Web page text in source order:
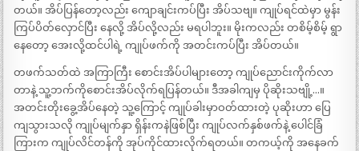
တယ်။ အိပ်ပြန်တော့လည်း ကျောချင်းကပ်ပြီး အိပ်သဗျ။ ကျုပ်ရင်ထဲမှာ မွန်း
ကြပ်ပိတ်လှောင်ပြီး နေလို့ အိပ်လို့လည်း မရပါဘူး။ မိုးကလည်း တစိမ့်စိမ့် ရွာ
နေတော့ အေးလို့ထင်ပါရဲ့ ကျုပ်ဖက်ကို အတင်းကပ်ပြီး အိပ်တယ်။
တဖက်သတ်ထဲ အကြာကြီး စောင်းအိပ်ပါများတော့ ကျုပ်ညောင်းကိုက်လာ
တာနဲ့ သူ့ဘက်ကိုစောင်းအိပ်လိုက်ရပြန်တယ်။ ဒီအခါကျမှ ပိုဆိုးသဗျို့…။
အတင်းတိုးခွေ့အိပ်နေတဲ့ သူ့ကြောင့် ကျုပ်ခါးမှာဝတ်ထားတဲ့ ပုဆိုးဟာ ပြေ
ကျသွားသလို ကျုပ်မျက်နှာ ရှိန်းကနဲဖြစ်ပြီး ကျုပ်လက်နှစ်ဖက်နဲ့ ပေါင်ခြံ
ကြားက ကျုပ်လိင်တန်ကို အုပ်ကိုင်ထားလိုက်ရတယ်။ တကယ့်ကို အနေခက်